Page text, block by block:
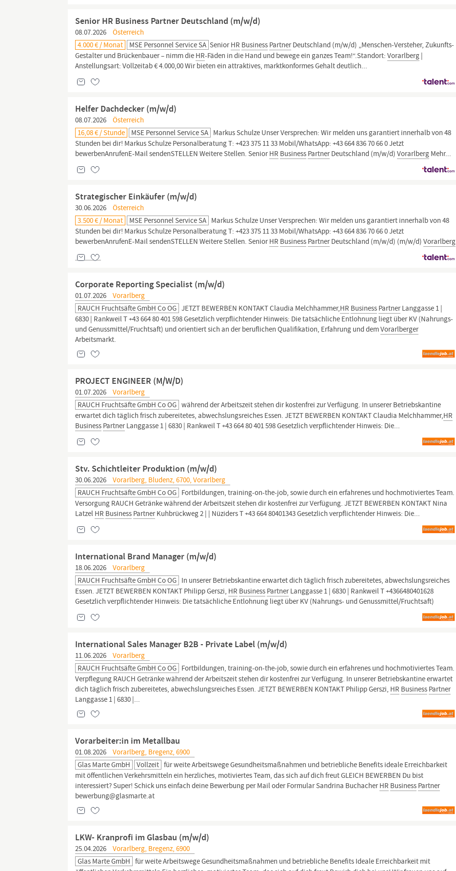
Senior HR Business Partner Deutschland (m/w/d)
08.07.2026
Österreich
4.000 € / Monat
MSE Personnel Service SA SeniorHR Business PartnerDeutschland (m/w/d) „Menschen-Versteher, Zukunfts-
Gestalter und Brückenbauer – nimm die HR-Fäden in die Hand und bewege ein ganzes Team!“.Standort:Vorarlberg |
Anstellungsart: Vollzeitab € 4.000,00 Wir bieten ein attraktives, marktkonformes Gehalt deutlich...
Helfer Dachdecker (m/w/d)
08.07.2026
Österreich
16,08 € / Stunde
MSE Personnel Service SA Markus Schulze Unser Versprechen: Wir melden uns garantiert innerhalb von 48
Stunden bei dir! Markus Schulze Personalberatung T: +423 375 11 33 Mobil/WhatsApp: +43 664 836 70 66 0 Jetzt
bewerbenAnrufenE-Mail sendenSTELLEN Weitere Stellen. SeniorHR Business PartnerDeutschland (m/w/d)Vorarlberg Mehr...
Strategischer Einkäufer (m/w/d)
30.06.2026
Österreich
3.500 € / Monat
MSE Personnel Service SA Markus Schulze Unser Versprechen: Wir melden uns garantiert innerhalb von 48
Stunden bei dir! Markus Schulze Personalberatung T: +423 375 11 33 Mobil/WhatsApp: +43 664 836 70 66 0 Jetzt
bewerbenAnrufenE-Mail sendenSTELLEN Weitere Stellen. SeniorHR Business PartnerDeutschland (m/w/d) (m/w/d)Vorarlberg
Corporate Reporting Specialist (m/w/d)
01.07.2026
Vorarlberg
RAUCH Fruchtsäfte GmbH Co OG JETZT BEWERBEN KONTAKT Claudia Melchhammer,HR Business PartnerLanggasse 1 |
6830 | Rankweil T +43 664 80 401 598 Gesetzlich verpflichtender Hinweis: Die tatsächliche Entlohnung liegt über KV (Nahrungs-
und Genussmittel/Fruchtsaft) und orientiert sich an der beruflichen Qualifikation, Erfahrung und demVorarlberger
Arbeitsmarkt.
PROJECT ENGINEER (M/W/D)
01.07.2026
Vorarlberg
RAUCH Fruchtsäfte GmbH Co OG während der Arbeitszeit stehen dir kostenfrei zur Verfügung. In unserer Betriebskantine
erwartet dich täglich frisch zubereitetes, abwechslungsreiches Essen. JETZT BEWERBEN KONTAKT Claudia Melchhammer,HR
Business PartnerLanggasse 1 | 6830 | Rankweil T +43 664 80 401 598 Gesetzlich verpflichtender Hinweis: Die...
Stv. Schichtleiter Produktion (m/w/d)
30.06.2026
Vorarlberg, Bludenz, 6700, Vorarlberg
RAUCH Fruchtsäfte GmbH Co OG Fortbildungen, training-on-the-job, sowie durch ein erfahrenes und hochmotiviertes Team.
Versorgung RAUCH Getränke während der Arbeitszeit stehen dir kostenfrei zur Verfügung. JETZT BEWERBEN KONTAKT Nina
Latzel HR Business PartnerKuhbrückweg 2 | | Nüziders T +43 664 80401343 Gesetzlich verpflichtender Hinweis: Die...
International Brand Manager (m/w/d)
18.06.2026
Vorarlberg
RAUCH Fruchtsäfte GmbH Co OG In unserer Betriebskantine erwartet dich täglich frisch zubereitetes, abwechslungsreiches
Essen. JETZT BEWERBEN KONTAKT Philipp Gerszi, HR Business PartnerLanggasse 1 | 6830 | Rankweil T +4366480401628
Gesetzlich verpflichtender Hinweis: Die tatsächliche Entlohnung liegt über KV (Nahrungs- und Genussmittel/Fruchtsaft)
International Sales Manager B2B - Private Label (m/w/d)
11.06.2026
Vorarlberg
RAUCH Fruchtsäfte GmbH Co OG Fortbildungen, training-on-the-job, sowie durch ein erfahrenes und hochmotiviertes Team.
Verpflegung RAUCH Getränke während der Arbeitszeit stehen dir kostenfrei zur Verfügung. In unserer Betriebskantine erwartet
dich täglich frisch zubereitetes, abwechslungsreiches Essen. JETZT BEWERBEN KONTAKT Philipp Gerszi, HR Business Partner
Langgasse 1 | 6830 |...
Vorarbeiter:in im Metallbau
01.08.2026
Vorarlberg, Bregenz, 6900
Glas Marte GmbH
Vollzeit für weite Arbeitswege Gesundheitsmaßnahmen und betriebliche Benefits ideale Erreichbarkeit
mit öffentlichen Verkehrsmitteln ein herzliches, motiviertes Team, das sich auf dich freut GLEICH BEWERBEN Du bist
interessiert? Super! Schick uns einfach deine Bewerbung per Mail oder Formular Sandrina BuchacherHR Business Partner
bewerbung@glasmarte.at
LKW- Kranprofi im Glasbau (m/w/d)
25.04.2026
Vorarlberg, Bregenz, 6900
Glas Marte GmbH für weite Arbeitswege Gesundheitsmaßnahmen und betriebliche Benefits Ideale Erreichbarkeit mit